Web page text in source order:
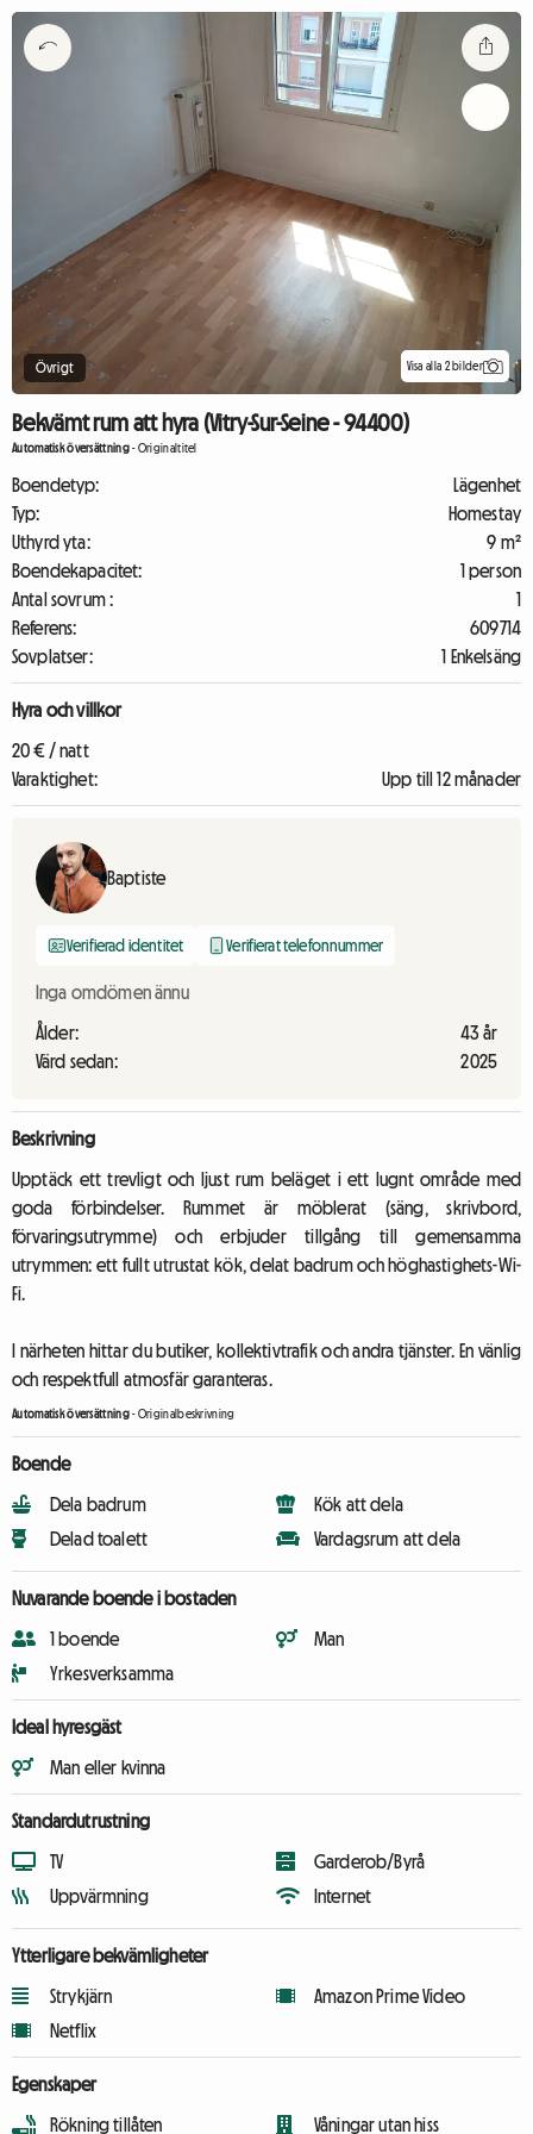
Övrigt Visa alla 2 bilder
Bekvämt rum att hyra (Vitry-Sur-Seine - 94400)
Automatisk översättning-Originaltitel
Boendetyp:
Lägenhet
Typ:
Homestay
Uthyrd yta:
9 m²
Boendekapacitet:
1 person
Antal sovrum :
1
Referens:
609714
Sovplatser:
1 Enkelsäng
Hyra och villkor
20 € / natt
Varaktighet:
Upp till 12 månader
Baptiste
Verifierad identitet Verifierat telefonnummer
Inga omdömen ännu
Ålder:
43 år
Värd sedan:
2025
Beskrivning
Upptäck ett trevligt och ljust rum beläget i ett lugnt område med
goda förbindelser. Rummet är möblerat (säng, skrivbord,
förvaringsutrymme) och erbjuder tillgång till gemensamma
utrymmen: ett fullt utrustat kök, delat badrum och höghastighets-Wi-
Fi.
I närheten hittar du butiker, kollektivtrafik och andra tjänster. En vänlig
och respektfull atmosfär garanteras.
Automatisk översättning-Originalbeskrivning
Boende
Dela badrum
Delad toalett
Kök att dela
Vardagsrum att dela
Nuvarande boende i bostaden
1 boende
Yrkesverksamma
Man
Ideal hyresgäst
Man eller kvinna
Standardutrustning
TV
Uppvärmning
Garderob/Byrå
Internet
Ytterligare bekvämligheter
Strykjärn
Netflix
Amazon Prime Video
Egenskaper
Rökning tillåten Våningar utan hiss